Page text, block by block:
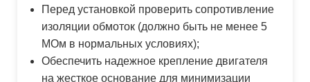
Перед установкой проверить сопротивление
изоляции обмоток (должно быть не менее 5
МОм в нормальных условиях);
Обеспечить надежное крепление двигателя
на жесткое основание для минимизации